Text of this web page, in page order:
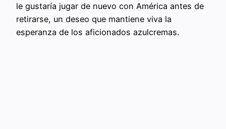
le gustaría jugar de nuevo con América antes de
retirarse, un deseo que mantiene viva la
esperanza de los aficionados azulcremas.